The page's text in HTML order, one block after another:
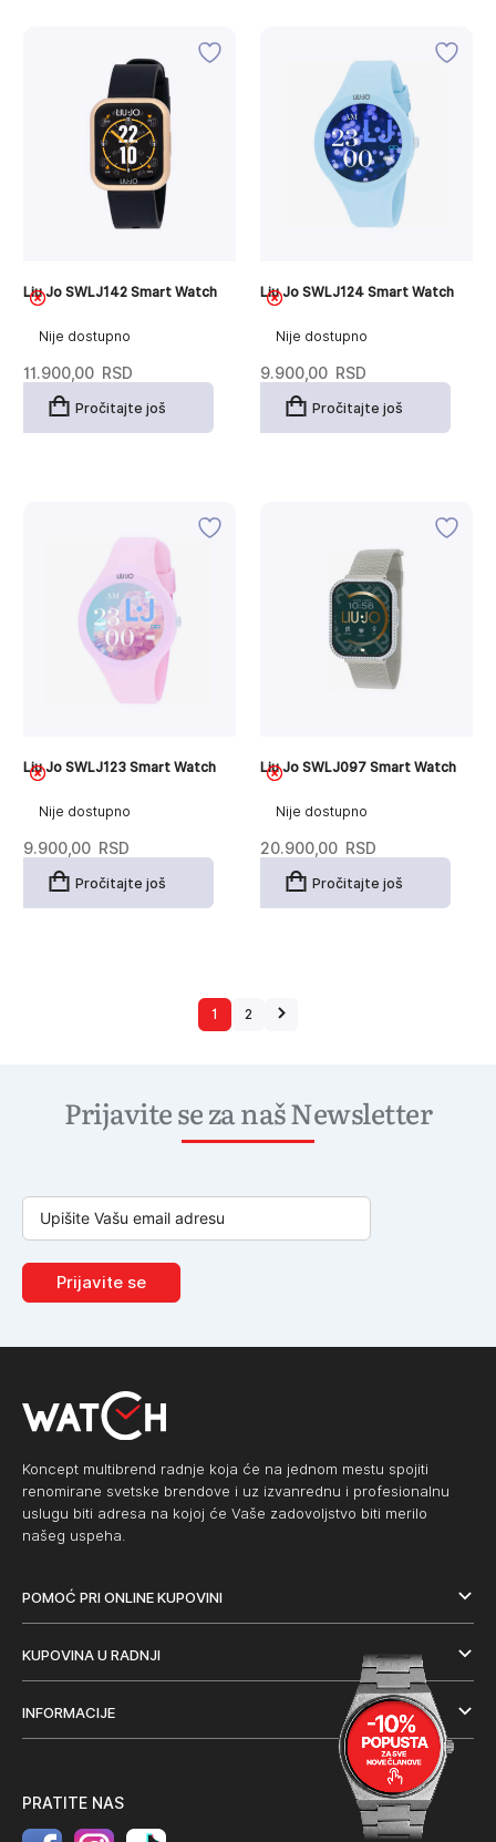
Nije dostupno
Liu Jo SWLJ142 Smart Watch
11.900,00 RSD
Pročitajte još
Nije dostupno
Liu Jo SWLJ124 Smart Watch
9.900,00 RSD
Pročitajte još
Nije dostupno
Liu Jo SWLJ123 Smart Watch
9.900,00 RSD
Pročitajte još
Nije dostupno
Liu Jo SWLJ097 Smart Watch
20.900,00 RSD
Pročitajte još
1 2
Prijavite se za naš Newsletter
Prijavite se
Koncept multibrend radnje koja će na jednom mestu spojiti
renomirane svetske brendove i uz izvanrednu i profesionalnu
uslugu biti adresa na kojoj će Vaše zadovoljstvo biti merilo
našeg uspeha.
POMOĆ PRI ONLINE KUPOVINI
KUPOVINA U RADNJI
INFORMACIJE
PRATITE NAS